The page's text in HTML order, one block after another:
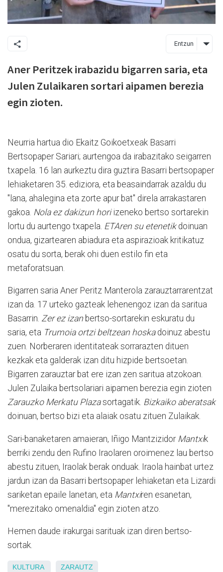
Entzun
Aner Peritzek irabazidu bigarren saria, eta
Julen Zulaikaren sortari aipamen berezia
egin zioten.
Neurria hartua dio Ekaitz Goikoetxeak Basarri
Bertsopaper Sariari; aurtengoa da irabazitako seigarren
txapela. 16 lan aurkeztu dira guztira Basarri bertsopaper
lehiaketaren 35. ediziora, eta beasaindarrak azaldu du
"lana, ahalegina eta zorte apur bat" direla arrakastaren
gakoa. Nola ez dakizun horiizeneko bertso sortarekin
lortu du aurtengo txapela. ETAren su etenetikdoinuan
ondua, gizartearen abiadura eta aspirazioak kritikatuz
osatu du sorta, berak ohi duen estilo fin eta
metaforatsuan.
Bigarren saria Aner Peritz Manterola zarauztarrarentzat
izan da. 17 urteko gazteak lehenengoz izan da saritua
Basarrin. Zer ez izan bertso-sortarekin eskuratu du
saria, eta Trumoia ortzi beltzean hoskadoinuz abestu
zuen. Norberaren identitateak sorrarazten dituen
kezkak eta galderak izan ditu hizpide bertsoetan.
Bigarren zarauztar bat ere izan zen saritua atzokoan.
Julen Zulaika bertsolariari aipamen berezia egin zioten
Zarauzko Merkatu Plazasortagatik. Bizkaiko aberatsak
doinuan, bertso bizi eta alaiak osatu zituen Zulaikak.
Sari-banaketaren amaieran, Iñigo Mantzizidor Mantxik
berriki zendu den Rufino Iraolaren oroimenez lau bertso
abestu zituen, Iraolak berak onduak. Iraola hainbat urtez
jardun izan da Basarri bertsopaper lehiaketan eta Lizardi
sariketan epaile lanetan, eta Mantxiren esanetan,
"merezitako omenaldia" egin zioten atzo.
Hemen daude irakurgai sarituak izan diren bertso-
sortak.
KULTURA ZARAUTZ